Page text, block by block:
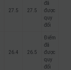
27.5 27.5
đã
được
quy
đổi
26.4 26.5
Điểm
đã
được
quy
đổi